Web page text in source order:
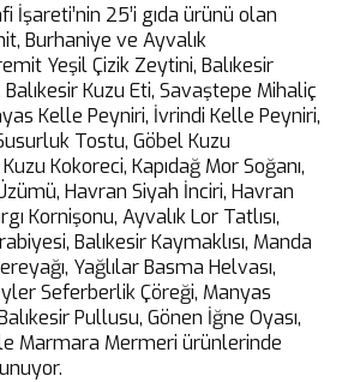
İşareti’nin 25’i gıda ürünü olan
Burhaniye ve Ayvalık
Yeşil Çizik Zeytini, Balıkesir
Balıkesir Kuzu Eti, Savaştepe Mihaliç
Kelle Peyniri, İvrindi Kelle Peyniri,
Tostu, Göbel Kuzu
Kokoreci, Kapıdağ Mor Soğanı,
Havran Siyah İnciri, Havran
Kornişonu, Ayvalık Lor Tatlısı,
Balıkesir Kaymaklısı, Manda
Yağlılar Basma Helvası,
Seferberlik Çöreği, Manyas
Pullusu, Gönen İğne Oyası,
ile Marmara Mermeri ürünlerinde